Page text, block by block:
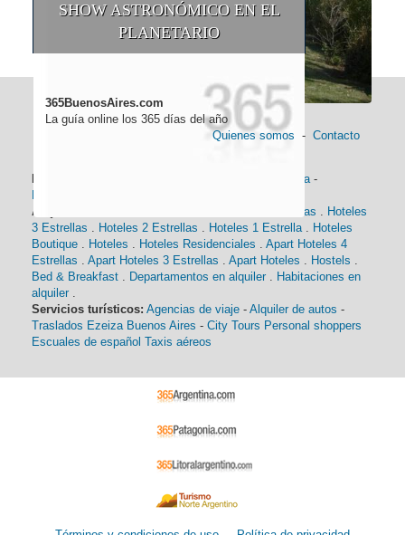
SHOW ASTRONÓMICO EN EL
PLANETARIO
365BuenosAires.com
La guía online los 365 días del año
Quienes somos - Contacto
Historia-
Alojamiento:
Hoteles 4 Estrellas . Hoteles
3 Estrellas . Hoteles 2 Estrellas . Hoteles 1 Estrella. Hoteles
Boutique . Hoteles . Hoteles Residenciales . Apart Hoteles 4
Estrellas . Apart Hoteles 3 Estrellas . Apart Hoteles . Hostels .
Bed & Breakfast . Departamentos en alquiler . Habitaciones en
alquiler .
Servicios turísticos: Agencias de viaje - Alquiler de autos -
Traslados Ezeiza Buenos Aires - City Tours Personal shoppers
Escuales de español Taxis aéreos